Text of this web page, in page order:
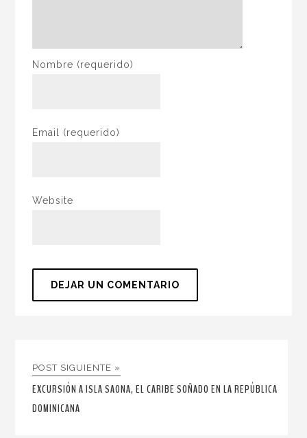
Nombre (requerido)
Email (requerido)
Website
POST SIGUIENTE »
EXCURSIÓN A ISLA SAONA, EL CARIBE SOÑADO EN LA REPÚBLICA
DOMINICANA